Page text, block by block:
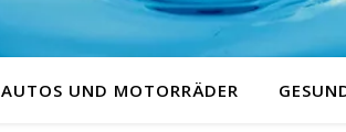
AUTOS UND MOTORRÄDER